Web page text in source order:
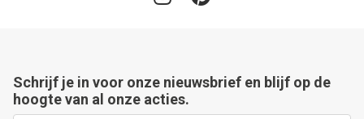
Schrijf je in voor onze nieuwsbrief en blijf op de
hoogte van al onze acties.